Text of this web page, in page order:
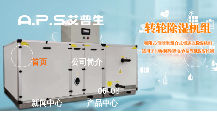
首页 公司简介
新闻中心 产品中心
06- 08